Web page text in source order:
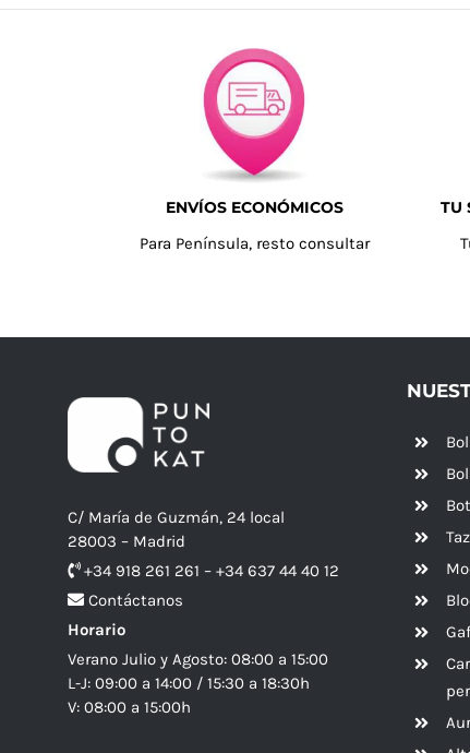
ENVÍOS ECONÓMICOS
Para Península, resto consultar
TU
C/ María de Guzmán, 24 local
28003 – Madrid
+34 918 261 261 – +34 637 44 40 12
Contáctanos
Horario
Verano Julio y Agosto: 08:00 a 15:00
L-J: 09:00 a 14:00 / 15:30 a 18:30h
V: 08:00 a 15:00h